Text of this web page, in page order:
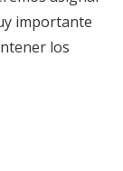
importante
los